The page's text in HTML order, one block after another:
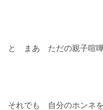
と まあ ただの親子喧嘩
それでも 自分のホンネ